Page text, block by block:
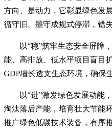
方向、是动力，它彰显绿色发
循守旧、墨守成规式停滞，错
以“稳”筑牢生态安全屏障
能、高排放、低水平项目盲目
GDP增长透支生态环境，确保
以“进”激发绿色发展动能
淘汰落后产能，培育壮大节能
推广绿色低碳技术装备，有序